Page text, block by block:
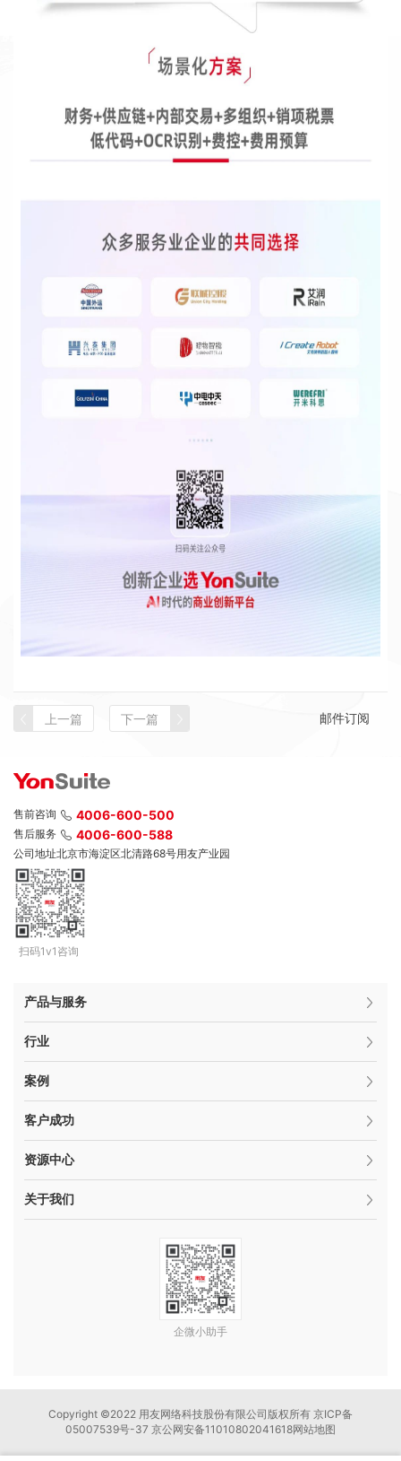
上一篇 下一篇 邮件订阅
售前咨询 4006-600-500
售后服务 4006-600-588
公司地址北京市海淀区北清路68号用友产业园
扫码1v1咨询
产品与服务
行业
案例
客户成功
资源中心
关于我们
企微小助手
Copyright ©2022 用友网络科技股份有限公司版权所有 京ICP备
05007539号-37 京公网安备11010802041618网站地图